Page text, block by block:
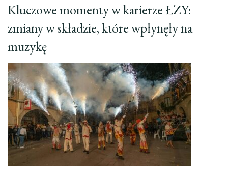
Kluczowe momenty w karierze ŁZY:
zmiany w składzie, które wpłynęły na
muzykę